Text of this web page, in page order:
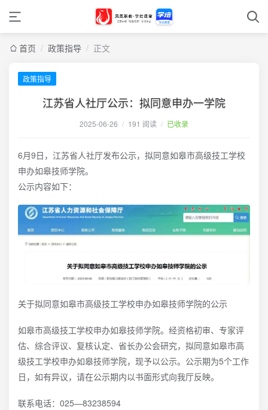
首页 / 政策指导 / 正文
政策指导
江苏省人社厅公示：拟同意申办一学院
2025-06-26 / 191 阅读 / 已收录
6月9日，江苏省人社厅发布公示，拟同意如皋市高级技工学校
申办如皋技师学院。
公示内容如下：
关于拟同意如皋市高级技工学校申办如皋技师学院的公示
如皋市高级技工学校申办如皋技师学院。经资格初审、专家评
估、综合评议、复核认定、省长办公会研究，拟同意如皋市高
级技工学校申办如皋技师学院，现予以公示。公示期为5个工作
日，如有异议，请在公示期内以书面形式向我厅反映。
联系电话：025—83238594